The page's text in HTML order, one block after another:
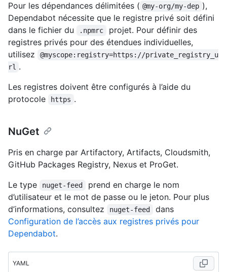
Pour les dépendances délimitées ( @my-org/my-dep ),
Dependabot nécessite que le registre privé soit défini
dans le fichier du
.npmrc
projet. Pour définir des
registres privés pour des étendues individuelles,
utilisez
@myscope:registry=https://private_registry_u
rl .
Les registres doivent être configurés à l’aide du
protocole
https .
NuGet
Pris en charge par Artifactory, Artifacts, Cloudsmith,
GitHub Packages Registry, Nexus et ProGet.
Le type
nuget-feed
prend en charge le nom
d’utilisateur et le mot de passe ou le jeton. Pour plus
d’informations, consultez
nuget-feed
dans
Configuration de l’accès aux registres privés pour
Dependabot.
YAML